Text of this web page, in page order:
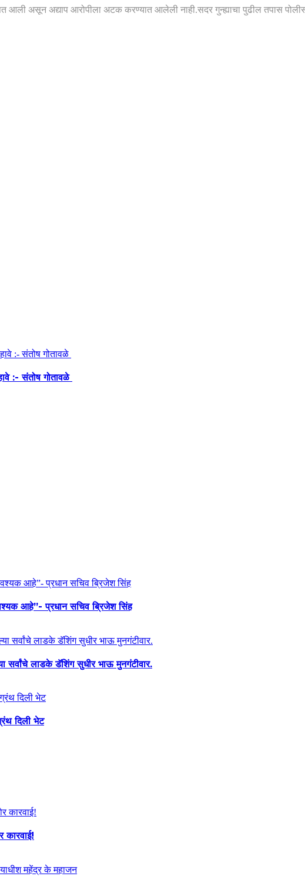
आली असून अद्याप आरोपीला अटक करण्यात आलेली नाही.सदर गुन्ह्याचा पुढील तपास
:- संतोष गोतावळे
आहे”- प्रधान सचिव ब्रिजेश सिंह
सर्वांचे लाडके डॅशिंग सुधीर भाऊ मुनगंटीवार.
दिली भेट
कारवाई!